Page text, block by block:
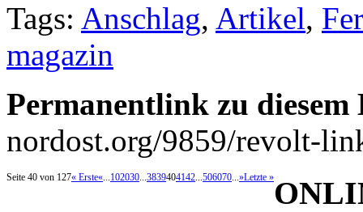
Tags: Anschlag, Artikel,
magazin
Permanentlink zu
nordost.org/9859/revolt-
Seite 40 von 127« Erste«...102030...3839404142...506070...»Letzte »